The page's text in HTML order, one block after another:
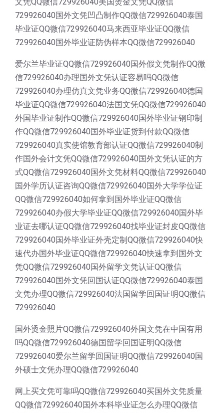
729926040国外文凭凹凸制作QQ微信729926040泰国
毕业证QQ微信729926040马来西亚毕业证QQ微信
729926040国外毕业证防伪样本QQ微信729926040
爱尔兰毕业证QQ微信729926040国外假文凭制作QQ微
信729926040办理国外文凭认证容易吗QQ微信
729926040办理仿真文凭业务QQ微信729926040德国
毕业证QQ微信729926040法国文凭QQ微信729926040
外国毕业证制作QQ微信729926040国外毕业证钢印制
作QQ微信729926040国外毕业证货到付款QQ微信
729926040真实使馆教育部认证QQ微信729926040制
作国外会计文凭QQ微信729926040国外文凭认证的方
式QQ微信729926040国外文凭材料QQ微信729926040
国外学历认证咨询QQ微信729926040国外大学学位证
QQ微信729926040如何拿到国外毕业证QQ微信
729926040办假大学毕业证QQ微信729926040国外毕
业证去哪认证QQ微信729926040找毕业证封皮QQ微信
729926040国外毕业证外壳定制QQ微信729926040快
速代办国外毕业证QQ微信729926040快速拿到国外文
凭QQ微信729926040国外留学文凭认证QQ微信
729926040国外文凭回国认证QQ微信729926040泰国
文凭办理QQ微信729926040法国留学回国证明QQ微信
729926040
国外烫金照片QQ微信729926040外国文凭在中国有用
吗QQ微信729926040德国留学回国证明QQ微信
729926040爱尔兰留学回国证明QQ微信729926040国
外硕士文凭办理QQ微信729926040
网上买文凭可靠吗QQ微信729926040买国外文凭质量
QQ微信729926040国外本科毕业证怎么办理QQ微信